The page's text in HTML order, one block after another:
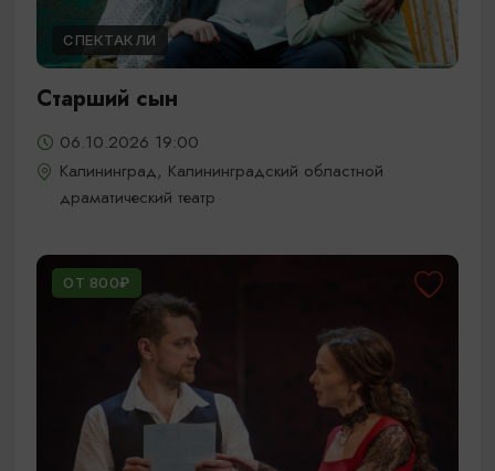
СПЕКТАКЛИ
Старший сын
06.10.2026 19:00
Калининград, Калининградский областной
драматический театр
ОТ 800₽